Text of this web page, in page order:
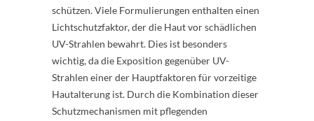
schützen. Viele Formulierungen enthalten einen
Lichtschutzfaktor, der die Haut vor schädlichen
UV-Strahlen bewahrt. Dies ist besonders
wichtig, da die Exposition gegenüber UV-
Strahlen einer der Hauptfaktoren für vorzeitige
Hautalterung ist. Durch die Kombination dieser
Schutzmechanismen mit pflegenden